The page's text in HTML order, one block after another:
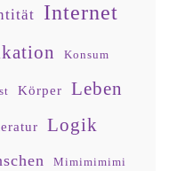
Internet
Konsum
Körper Leben
Logik
Mimimimimi